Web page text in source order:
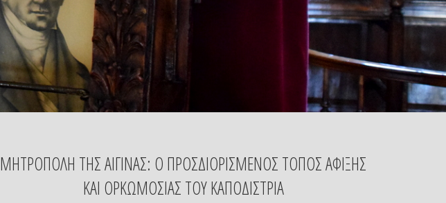
ΜΗΤΡΟΠΟΛΗ ΤΗΣ ΑΙΓΙΝΑΣ: Ο ΠΡΟΣΔΙΟΡΙΣΜΕΝΟΣ ΤΟΠΟΣ ΑΦΙΞΗΣ
ΚΑΙ ΟΡΚΩΜΟΣΙΑΣ ΤΟΥ ΚΑΠΟΔΙΣΤΡΙΑ